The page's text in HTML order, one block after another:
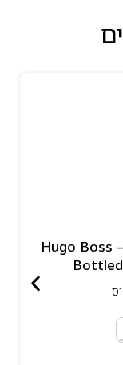
הוגו בוס בוטלד ביונד לאישה אדפ – Hugo Boss